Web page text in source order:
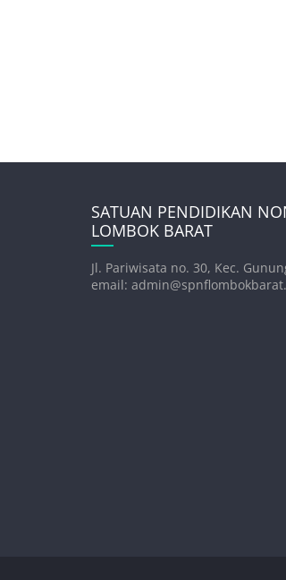
SATUAN PENDIDIKAN
LOMBOK BARAT
Jl. Pariwisata no. 30, Kec.
email: